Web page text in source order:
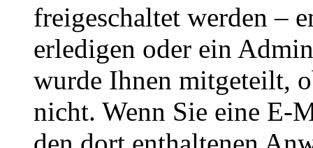
freigeschaltet werden –
erledigen oder ein
wurde Ihnen mitgeteilt,
nicht. Wenn Sie eine E-